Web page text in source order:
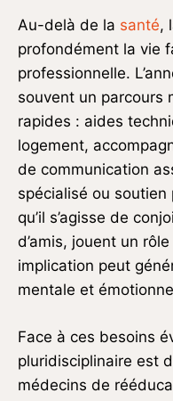
Au-delà de la santé,
profondément la vie
professionnelle.
souvent un parcours
rapides : aides
logement,
de communication
spécialisé ou
qu’il s’agisse de
d’amis, jouent un
implication peut
mentale et
Face à ces besoins
pluridisciplinaire est
médecins de